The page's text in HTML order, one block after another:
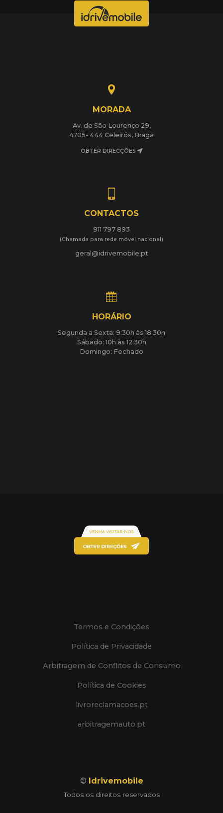
MORADA
Av. de São Lourenço 29,
4705- 444 Celeirós, Braga
OBTER DIRECÇÕES
CONTACTOS
911 797 893
(Chamada para rede móvel nacional)
geral@idrivemobile.pt
HORÁRIO
Segunda a Sexta: 9:30h às 18:30h
Sábado: 10h às 12:30h
Domingo: Fechado
Termos e Condições
Política de Privacidade
Arbitragem de Conflitos de Consumo
Política de Cookies
livroreclamacoes.pt
arbitragemauto.pt
© Idrivemobile
Todos os direitos reservados